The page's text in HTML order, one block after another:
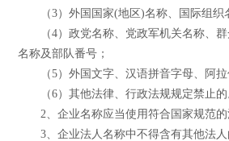
（3）外国国家(地区)名称、国际组织
（4）政党名称、党政军机关名称、群
名称及部队番号；
（5）外国文字、汉语拼音字母、阿拉
（6）其他法律、行政法规规定禁止的
2、企业名称应当使用符合国家规范的
3、企业法人名称中不得含有其他法人